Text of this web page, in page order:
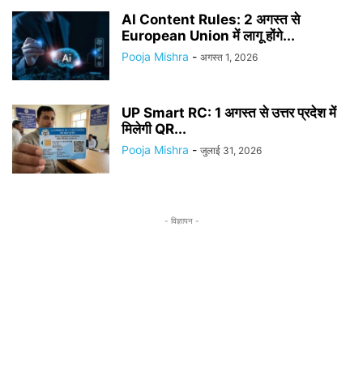
AI Content Rules: 2 अगस्त से
European Union में लागू होंगे...
Pooja Mishra - अगस्त 1, 2026
UP Smart RC: 1 अगस्त से उत्तर प्रदेश में
मिलेगी QR...
Pooja Mishra - जुलाई 31, 2026
- विज्ञापन -